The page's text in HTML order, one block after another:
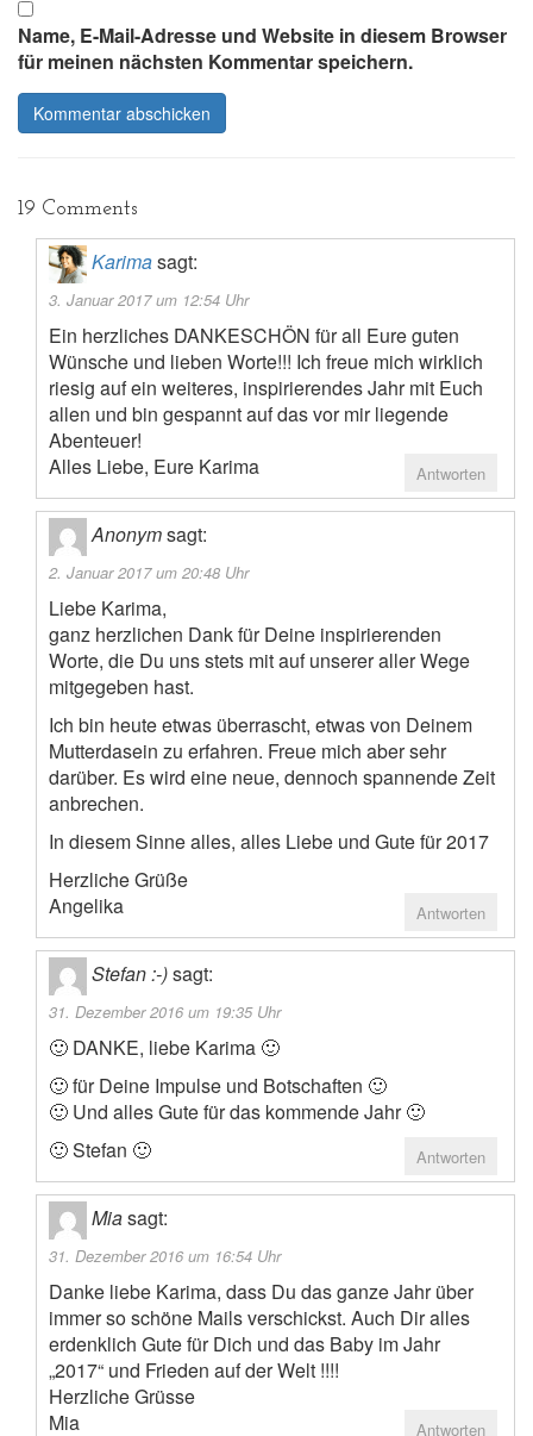
Name, E-Mail-Adresse und Website in diesem Browser
für meinen nächsten Kommentar speichern.
19 Comments
Karimasagt:
3. Januar 2017 um 12:54 Uhr
Ein herzliches DANKESCHÖN für all Eure guten
Wünsche und lieben Worte!!! Ich freue mich wirklich
riesig auf ein weiteres, inspirierendes Jahr mit Euch
allen und bin gespannt auf das vor mir liegende
Abenteuer!
Alles Liebe, Eure Karima
Antworten
Anonymsagt:
2. Januar 2017 um 20:48 Uhr
Liebe Karima,
ganz herzlichen Dank für Deine inspirierenden
Worte, die Du uns stets mit auf unserer aller Wege
mitgegeben hast.
Ich bin heute etwas überrascht, etwas von Deinem
Mutterdasein zu erfahren. Freue mich aber sehr
darüber. Es wird eine neue, dennoch spannende Zeit
anbrechen.
In diesem Sinne alles, alles Liebe und Gute für 2017
Herzliche Grüße
Angelika
Antworten
Stefan :-)sagt:
31. Dezember 2016 um 19:35 Uhr
🙂 DANKE, liebe Karima 🙂
🙂 für Deine Impulse und Botschaften 🙂
🙂 Und alles Gute für das kommende Jahr 🙂
🙂 Stefan 🙂
Antworten
Miasagt:
31. Dezember 2016 um 16:54 Uhr
Danke liebe Karima, dass Du das ganze Jahr über
immer so schöne Mails verschickst. Auch Dir alles
erdenklich Gute für Dich und das Baby im Jahr
„2017“ und Frieden auf der Welt !!!!
Herzliche Grüsse
Mia
Antworten